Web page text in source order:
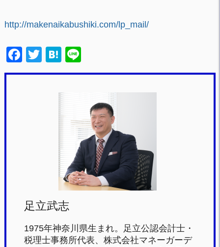
http://makenaikabushiki.com/lp_mail/
F
a
T
wi
H
at
n
a
n
足立武志
1975年神奈川県生まれ。足立公認会計士・
税理士事務所代表、株式会社マネーガーデ